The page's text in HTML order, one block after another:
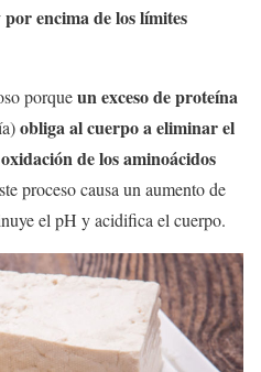
encima de los límites
porqueun exceso de proteína
obliga al cuerpo a eliminar el
oxidación de los aminoácidos
proceso causa un aumento de
el pH y acidifica el cuerpo.